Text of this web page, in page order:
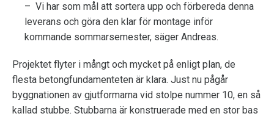
– Vi har som mål att sortera upp och förbereda denna
leverans och göra den klar för montage inför
kommande sommarsemester, säger Andreas.
Projektet flyter i mångt och mycket på enligt plan, de
flesta betongfundamenteten är klara. Just nu pågår
byggnationen av gjutformarna vid stolpe nummer 10, en så
kallad stubbe. Stubbarna är konstruerade med en stor bas